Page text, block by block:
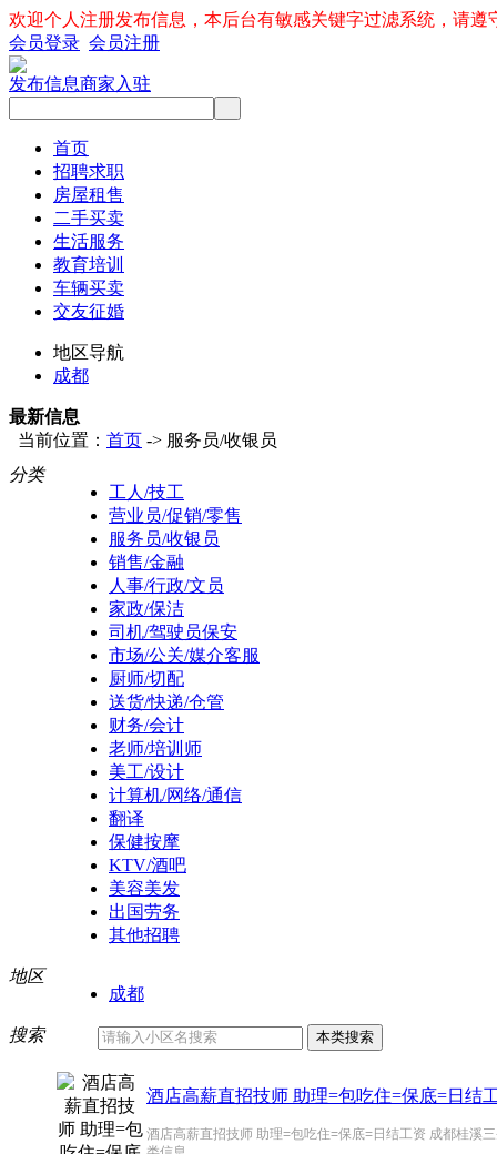
欢迎个人注册发布信息，本后台有敏感关键字过滤系统，请遵
会员登录 会员注册
发布信息商家入驻
首页
招聘求职
房屋租售
二手买卖
生活服务
教育培训
车辆买卖
交友征婚
地区导航
成都
最新信息
当前位置： 首页 -> 服务员/收银员
分类
工人/技工
营业员/促销/零售
服务员/收银员
销售/金融
人事/行政/文员
家政/保洁
司机/驾驶员保安
市场/公关/媒介客服
厨师/切配
送货/快递/仓管
财务/会计
老师/培训师
美工/设计
计算机/网络/通信
翻译
保健按摩
KTV/酒吧
美容美发
出国劳务
其他招聘
地区
成都
搜索
酒店高薪直招技师 助理=包吃住=保底=日结
酒店高薪直招技师 助理=包吃住=保底=日结工资 成都桂溪